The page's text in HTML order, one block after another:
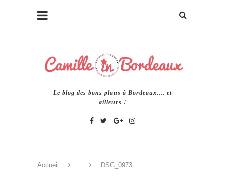
Le blog des bons plans à Bordeaux.... et
ailleurs !
Accueil DSC_0973